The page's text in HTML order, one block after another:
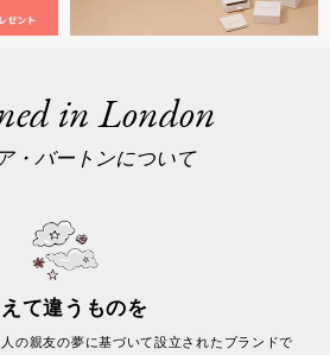
in London
・バートンについて
て違うものを
の親友の夢に基づいて設立されたブランドで